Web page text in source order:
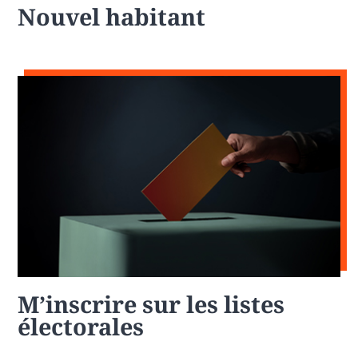
Nouvel habitant
M’inscrire sur les listes
électorales